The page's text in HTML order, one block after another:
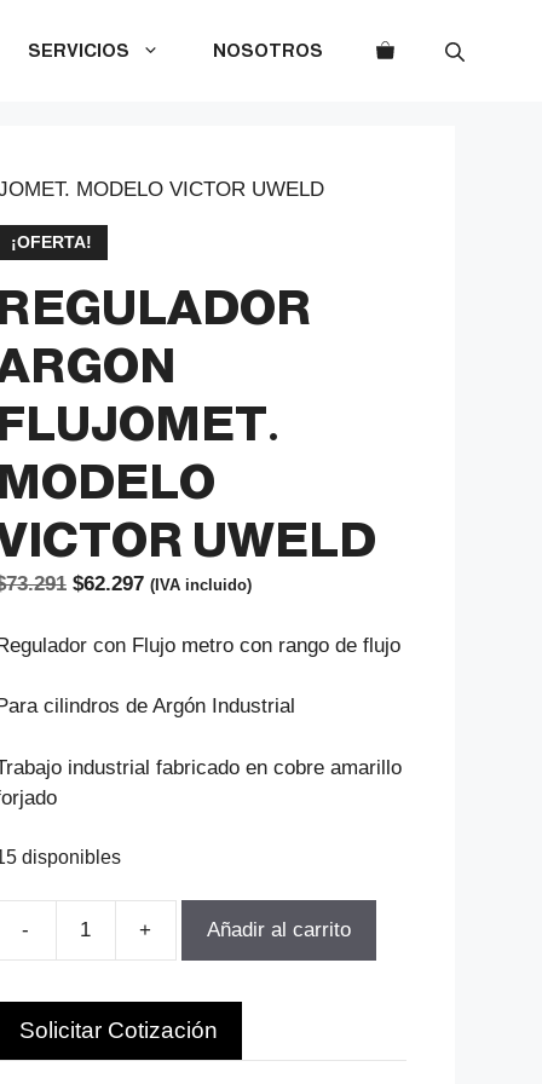
SERVICIOS NOSOTROS
MODELO VICTOR UWELD
¡OFERTA!
REGULADOR
FLUJOMET.
MODELO
UWELD
73.291 El
original
$73.291.
$62.297El
actual
$62.297.
(IVA incluido)
con Flujo metro con rango de flujo
Para cilindros de Argón Industrial
industrial fabricado en cobre amarillo
disponibles
-
REGULADOR
MODELO
+ Añadir al carrito
Solicitar Cotización